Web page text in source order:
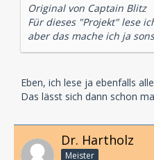
Original von Captain Blitz
Für dieses "Projekt" lese
aber das mache ich ja
Eben, ich lese ja ebenfalls
Das lässt sich dann schon
Dr. Hartholz
Meister